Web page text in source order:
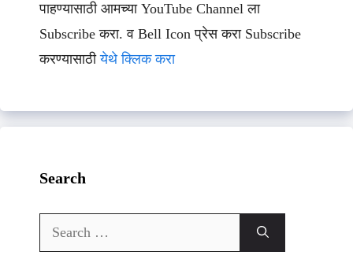
पाहण्यासाठी आमच्या YouTube Channel ला
Subscribe करा. व Bell Icon प्रेस करा Subscribe
करण्यासाठीयेथे क्लिक करा
Search
Search
for: